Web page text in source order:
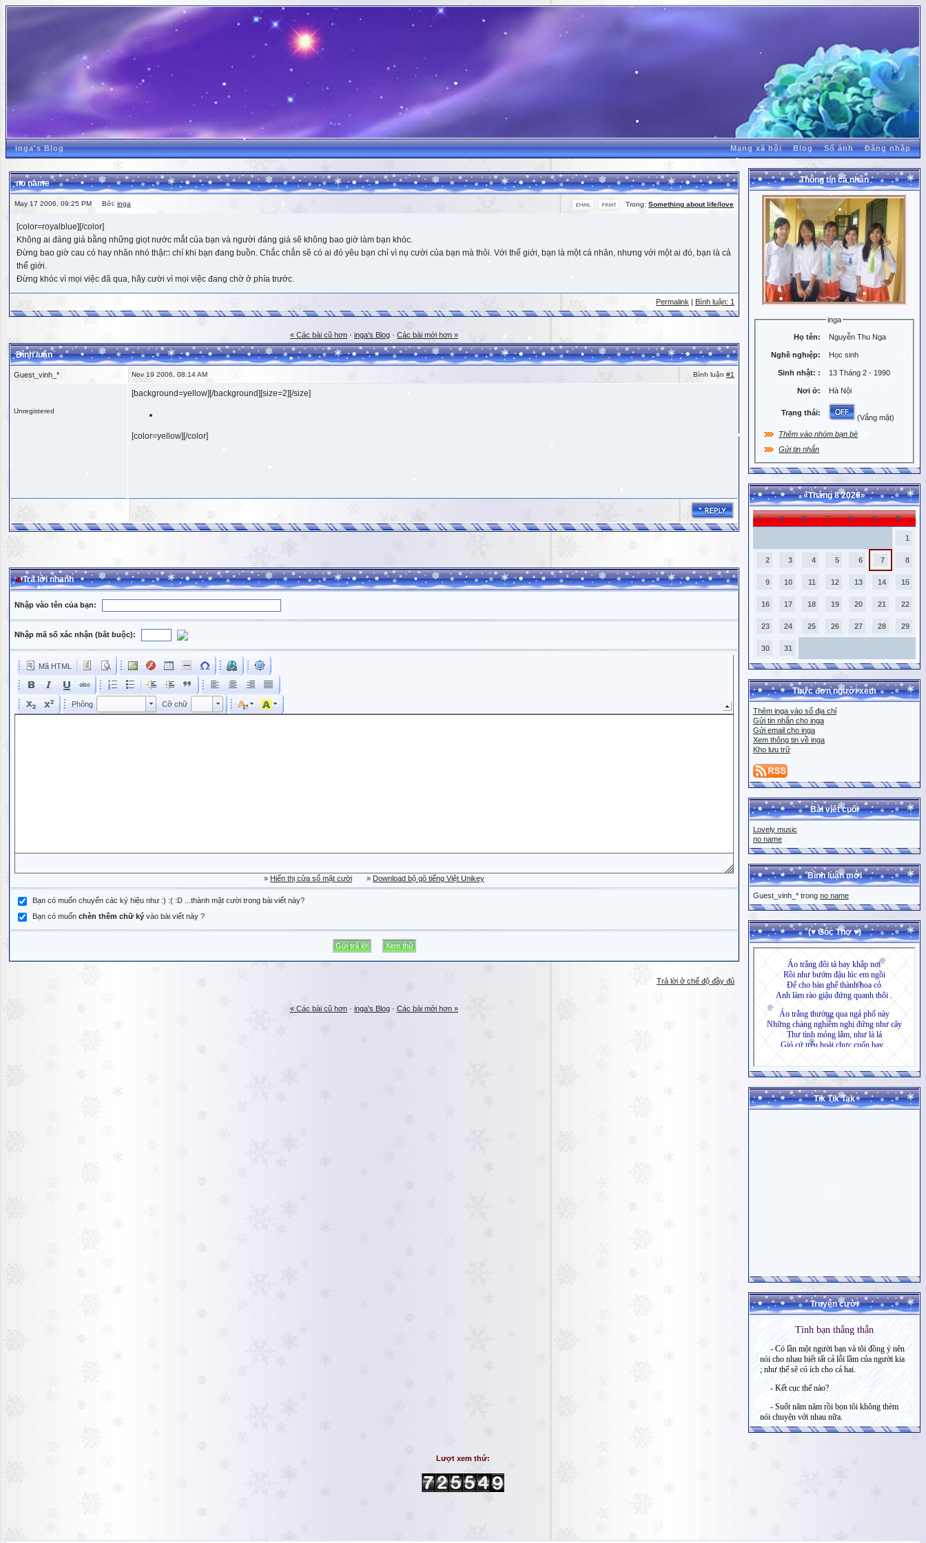
inga's Blog Mạng xã hội Blog Sổ ảnh Đăng nhập
no name
Trong: Something about life/love
May 17 2006, 09:25 PM Bởi: inga
[color=royalblue][/color]
Không ai đáng giá bằng những giọt nước mắt của bạn và người đáng giá sẽ không bao giờ làm bạn khóc.
Đừng bao giờ cau có hay nhăn nhó thậm chí khi bạn đang buồn. Chắc chắn sẽ có ai đó yêu bạn chỉ vì nụ cười của bạn mà thôi. Với thế giới, bạn là một cá nhân, nhưng với một ai đó, bạn là cả
thế giới.
Đừng khóc vì mọi việc đã qua, hãy cười vì mọi việc đang chờ ở phía trước.
Permalink Bình luận: 1
« Các bài cũ hơn · inga's Blog · Các bài mới hơn »
Bình luận
Guest_vinh_* Nov 19 2006, 08:14 AM Bình luận #1
Unregistered
[background=yellow][/background][size=2][/size]
[color=yellow][/color]
Trả lời nhanh
Nhập vào tên của bạn:
Nhập mã số xác nhận (bắt buộc):
Mã HTML
Phông Cỡ chữ Kích cỡ phông
» Hiển thị cửa sổ mặt cười » Download bộ gõ tiếng Việt Unikey
Bạn có muốn chuyển các ký hiệu như :) :( :D ...thành mặt cười trong bài viết này?
Bạn có muốn chèn thêm chữ ký vào bài viết này ?
Trả lời ở chế độ đầy đủ
« Các bài cũ hơn · inga's Blog · Các bài mới hơn »
Thông tin cá nhân
inga
Họ tên: Nguyễn Thu Nga
Nghề nghiệp: Học sinh
Sinh nhật: : 13 Tháng 2 - 1990
Nơi ở: Hà Nội
Trạng thái:
(Vắng mặt)
Thêm vào nhóm bạn bè
Gửi tin nhắn
«Tháng 8 2026»
C H B T N S B
1
2 3 4 5 6 7 8
9 10 11 12 13 14 15
16 17 18 19 20 21 22
23 24 25 26 27 28 29
30 31
Thực đơn người xem
Thêm inga vào sổ địa chỉ
Gửi tin nhắn cho inga
Gửi email cho inga
Xem thông tin về inga
Kho lưu trữ
Bài viết cuối
Lovely music
no name
Bình luận mới
Guest_vinh_* trong no name
(♥ Góc Thơ ♥)
Tik Tik Tak
Truyện cười
Lượt xem thứ: